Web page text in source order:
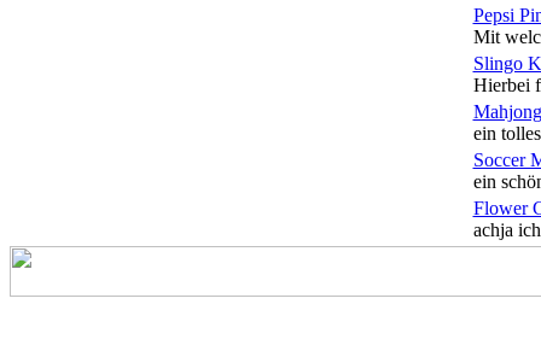
Pepsi
Mit
Slingo
Hierbei
ein
Soccer
ein
Flower
achja